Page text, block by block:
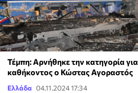
Τέμπη: Αρνήθηκε την κατηγορία
καθήκοντος ο Κώστας Αγοραστός
Ελλάδα 04.11.2024 17:34